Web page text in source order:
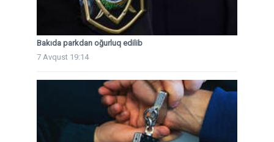
Bakıda parkdan oğurluq edilib
7 Avqust 19:14